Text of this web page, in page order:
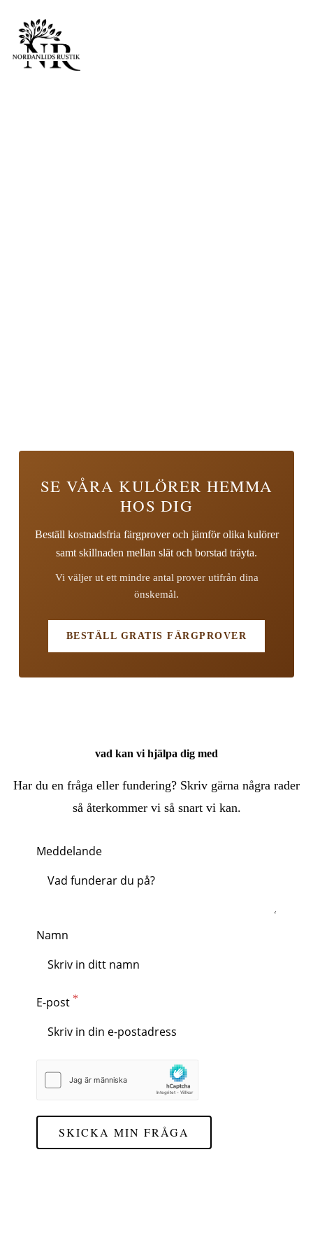
SE VÅRA KULÖRER HEMMA
HOS DIG
Beställ kostnadsfria färgprover och jämför olika kulörer
samt skillnaden mellan slät och borstad träyta.
Vi väljer ut ett mindre antal prover utifrån dina
önskemål.
BESTÄLL GRATIS FÄRGPROVER
vad kan vi hjälpa dig med
Har du en fråga eller fundering? Skriv gärna några rader
så återkommer vi så snart vi kan.
Meddelande
Namn
E-post
SKICKA MIN FRÅGA